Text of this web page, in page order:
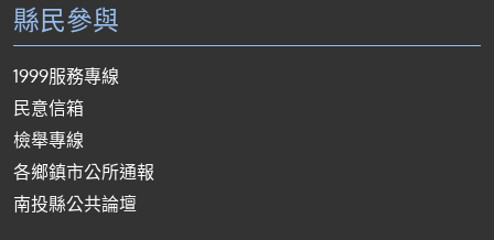
縣民參與
1999服務專線
民意信箱
檢舉專線
各鄉鎮市公所通報
南投縣公共論壇